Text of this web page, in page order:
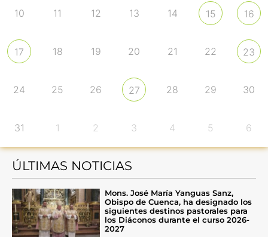
10 11 12 13 14 15 16
17 18 19 20 21 22 23
24 25 26 27 28 29 30
31 1 2 3 4 5 6
ÚLTIMAS NOTICIAS
Mons. José María Yanguas Sanz,
Obispo de Cuenca, ha designado los
siguientes destinos pastorales para
los Diáconos durante el curso 2026-
2027